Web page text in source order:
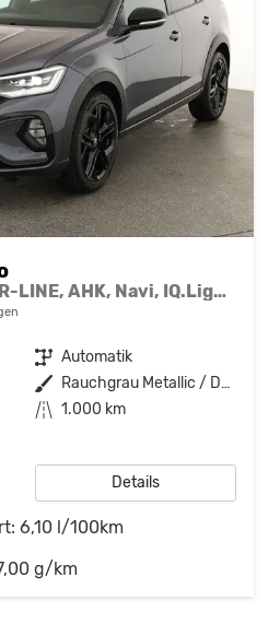
R-Line 1.5 TSI DSG R-LINE, AHK, Navi, IQ.Light, Kamera, ACC, Winter
Getriebe Automatik
Außenfarbe
Rauchgrau Metallic / Dach schwarz
Kilometerstand 1.000 km
Details
6,10 l/100km
g/km